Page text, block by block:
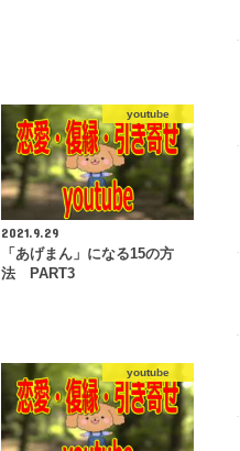
youtube
2021.9.29
「あげまん」になる15の方
法 PART3
youtube